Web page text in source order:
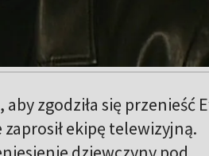
zgodziła się przenieść
ekipę telewizyjną.